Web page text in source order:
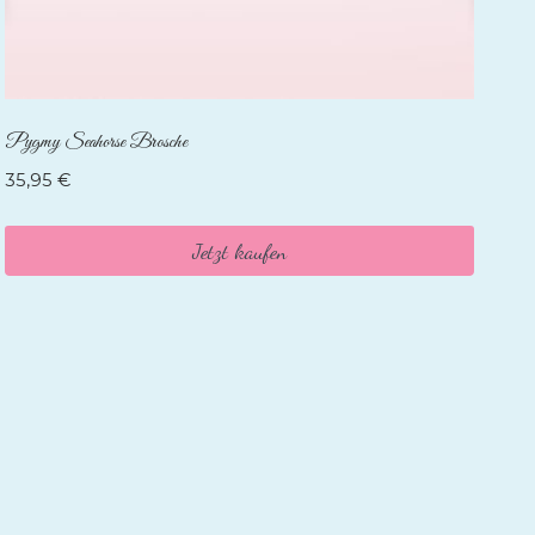
Pygmy Seahorse Brosche
35,95€
Jetzt kaufen